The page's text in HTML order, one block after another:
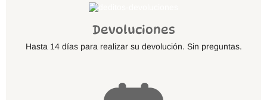
Devoluciones
Hasta 14 días para realizar su devolución. Sin preguntas.